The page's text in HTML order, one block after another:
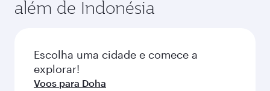
variar nos voos operados por nossos parceiros.
popularidade da rota e disponibilidade das
além de Indonésia
Escolha uma cidade e comece a
explorar!
Voos para Doha